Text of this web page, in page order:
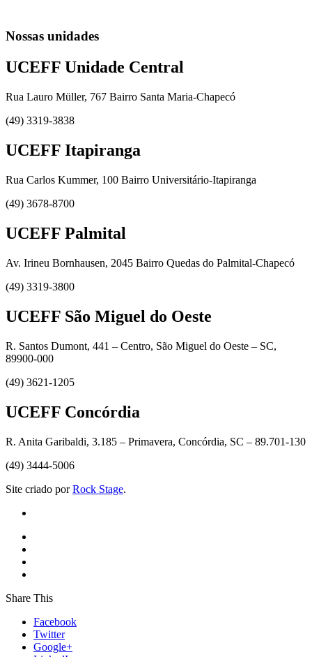
Nossas unidades
UCEFF Unidade Central
Rua Lauro Müller, 767 Bairro Santa Maria-Chapecó
(49) 3319-3838
UCEFF Itapiranga
Rua Carlos Kummer, 100 Bairro Universitário-Itapiranga
(49) 3678-8700
UCEFF Palmital
Av. Irineu Bornhausen, 2045 Bairro Quedas do Palmital-Chapecó
(49) 3319-3800
UCEFF São Miguel do Oeste
R. Santos Dumont, 441 – Centro, São Miguel do Oeste – SC,
89900-000
(49) 3621-1205
UCEFF Concórdia
R. Anita Garibaldi, 3.185 – Primavera, Concórdia, SC – 89.701-130
(49) 3444-5006
Site criado porRock Stage.
Share This
Facebook
Twitter
Google+